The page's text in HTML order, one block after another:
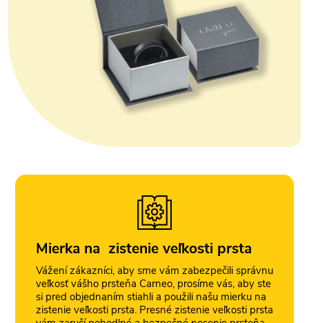
Mierka na zistenie veľkosti prsta
Vážení zákazníci, aby sme vám zabezpečili správnu
veľkosť vášho prsteňa Carneo, prosíme vás, aby ste
si pred objednaním stiahli a použili našu mierku na
zistenie veľkosti prsta. Presné zistenie veľkosti prsta